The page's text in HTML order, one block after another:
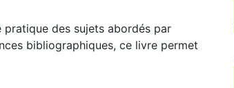
des sujets abordés par
bibliographiques, ce livre permet